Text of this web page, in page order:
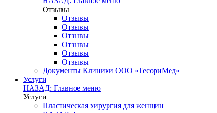
Отзывы
Отзывы
Отзывы
Отзывы
Отзывы
Отзывы
Отзывы
Документы Клиники ООО «ТесориМед»
Услуги
НАЗАД: Главное меню
Услуги
Пластическая хирургия для женщин